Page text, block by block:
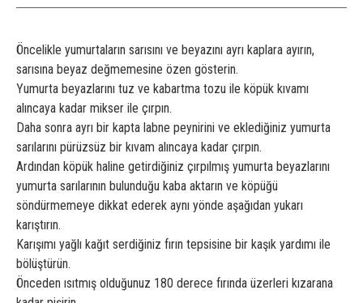
Öncelikle yumurtaların sarısını ve beyazını ayrı kaplara ayırın,
sarısına beyaz değmemesine özen gösterin.
Yumurta beyazlarını tuz ve kabartma tozu ile köpük kıvamı
alıncaya kadar mikser ile çırpın.
Daha sonra ayrı bir kapta labne peynirini ve eklediğiniz yumurta
sarılarını pürüzsüz bir kıvam alıncaya kadar çırpın.
Ardından köpük haline getirdiğiniz çırpılmış yumurta beyazlarını
yumurta sarılarının bulunduğu kaba aktarın ve köpüğü
söndürmemeye dikkat ederek aynı yönde aşağıdan yukarı
karıştırın.
Karışımı yağlı kağıt serdiğiniz fırın tepsisine bir kaşık yardımı ile
bölüştürün.
Önceden ısıtmış olduğunuz 180 derece fırında üzerleri kızarana